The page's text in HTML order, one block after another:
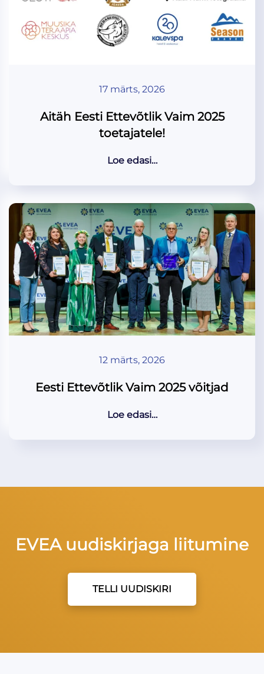
17 märts, 2026
Aitäh Eesti Ettevõtlik Vaim 2025
toetajatele!
Loe edasi…
12 märts, 2026
Eesti Ettevõtlik Vaim 2025 võitjad
Loe edasi…
EVEA uudiskirjaga liitumine
TELLI UUDISKIRI